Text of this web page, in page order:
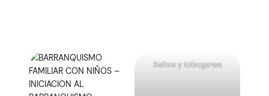
Saltos y toboganes